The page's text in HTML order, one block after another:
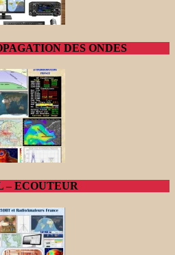
DES ONDES
– ECOUTEUR